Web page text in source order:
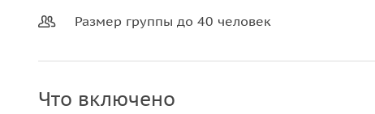
Размер группы до 40 человек
Что включено